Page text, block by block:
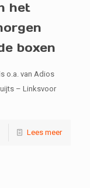
het
boxen
o.a. van Adios
– Linksvoor
Lees meer